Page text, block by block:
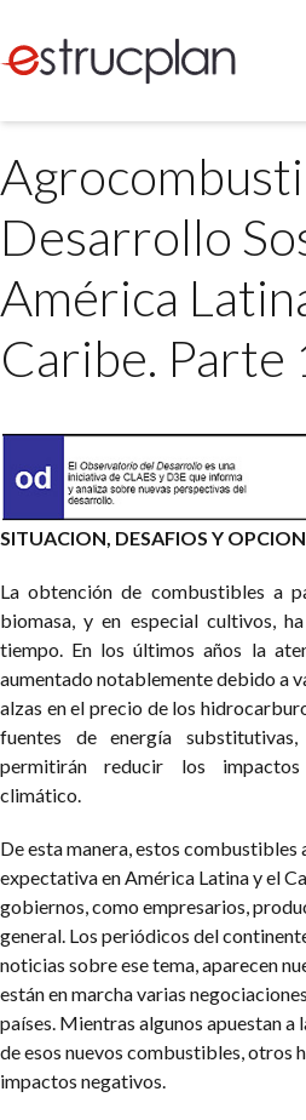
SERVICIOS
Higiene y Seguridad
Medio Ambiente
Legislación
NOVEDADES
INGRESAR
Portal de Clientes
Matriz Premium
Desarrollo
América
Caribe. Parte
SITUACION, DESAFIOS Y
La obtención de combustibles a
biomasa, y en especial cultivos,
tiempo. En los últimos años la
aumentado notablemente debido a
alzas en el precio de los
fuentes de energía
permitirán reducir los
climático.
De esta manera, estos
expectativa en América Latina y el
gobiernos, como empresarios,
general. Los periódicos del
noticias sobre ese tema, aparecen
están en marcha varias
países. Mientras algunos apuestan
de esos nuevos combustibles, otros
impactos negativos.